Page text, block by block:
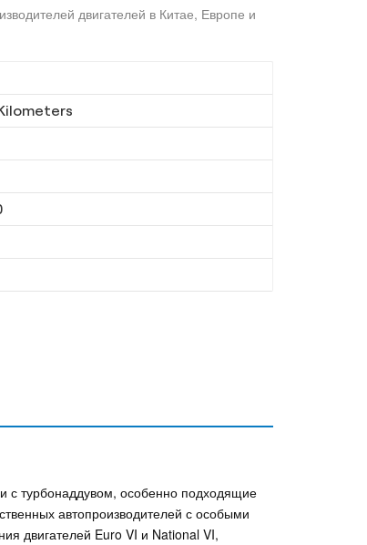
двигателей в Китае, Европе и
с турбонаддувом, особенно подходящие
автопроизводителей с особыми
двигателей Euro VI и National VI,